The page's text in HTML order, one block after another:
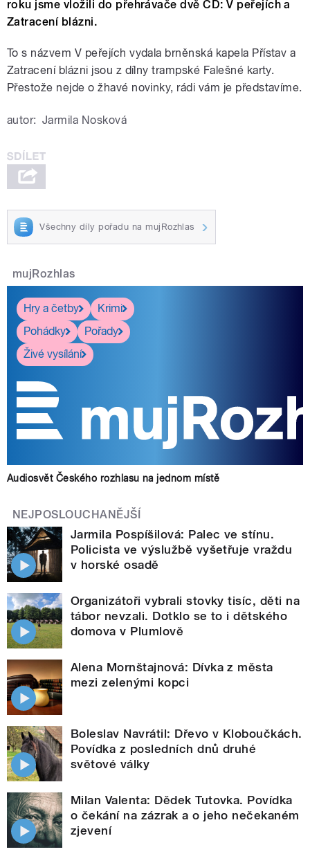
roku jsme vložili do přehrávače dvě CD: V peřejích a
Zatracení blázni.
To s názvem V peřejích vydala brněnská kapela Přístav a
Zatracení blázni jsou z dílny trampské Falešné karty.
Přestože nejde o žhavé novinky, rádi vám je představíme.
autor: Jarmila Nosková
Všechny díly pořadu na mujRozhlas
mujRozhlas
Hry a četby
Krimi
Pohádky
Pořady
Živé vysílání
Audiosvět Českého rozhlasu na jednom místě
NEJPOSLOUCHANĚJŠÍ
Jarmila Pospíšilová: Palec ve stínu.
Policista ve výslužbě vyšetřuje vraždu
v horské osadě
Organizátoři vybrali stovky tisíc, děti na
tábor nevzali. Dotklo se to i dětského
domova v Plumlově
Alena Mornštajnová: Dívka z města
mezi zelenými kopci
Boleslav Navrátil: Dřevo v Kloboučkách.
Povídka z posledních dnů druhé
světové války
Milan Valenta: Dědek Tutovka. Povídka
o čekání na zázrak a o jeho nečekaném
zjevení